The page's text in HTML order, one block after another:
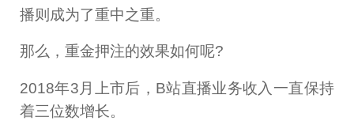
播则成为了重中之重。
那么，重金押注的效果如何呢?
2018年3月上市后，B站直播业务收入一直保持
着三位数增长。